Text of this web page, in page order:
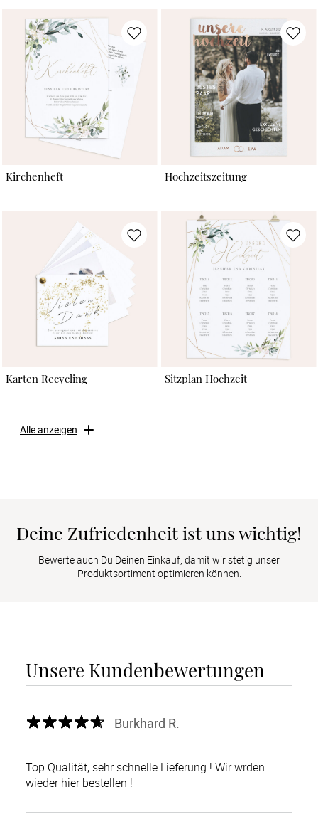
Kirchenheft Hochzeitszeitung
Karten Recycling Sitzplan Hochzeit
Alle anzeigen
Deine Zufriedenheit ist uns wichtig!
Bewerte auch Du Deinen Einkauf, damit wir stetig unser
Produktsortiment optimieren können.
Unsere Kundenbewertungen
Burkhard R.
Top Qualität, sehr schnelle Lieferung ! Wir wrden
wieder hier bestellen !